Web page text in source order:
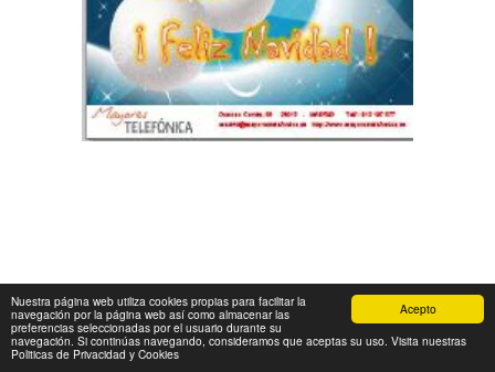
Acepto
Nuestra página web utiliza cookies propias para facilitar la
navegación por la página web así como almacenar las
preferencias seleccionadas por el usuario durante su
navegación. Si continúas navegando, consideramos que aceptas su uso. Visita nuestras
Politicas de Privacidad y Cookies